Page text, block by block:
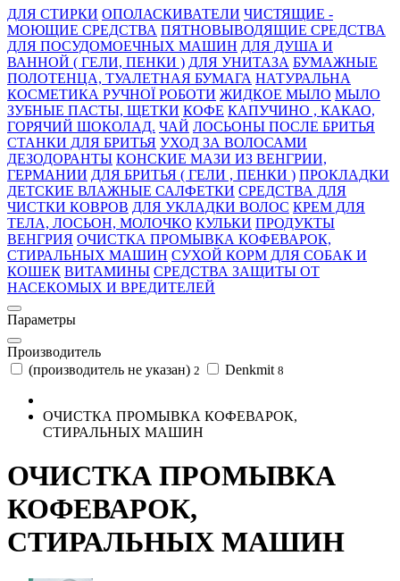
ДЛЯ СТИРКИ ОПОЛАСКИВАТЕЛИ ЧИСТЯЩИЕ -
МОЮЩИЕ СРЕДСТВА ПЯТНОВЫВОДЯЩИЕ СРЕДСТВА
ДЛЯ ПОСУДОМОЕЧНЫХ МАШИН ДЛЯ ДУША И
ВАННОЙ ( ГЕЛИ, ПЕНКИ ) ДЛЯ УНИТАЗА БУМАЖНЫЕ
ПОЛОТЕНЦА, ТУАЛЕТНАЯ БУМАГА НАТУРАЛЬНА
КОСМЕТИКА РУЧНОЇ РОБОТИ ЖИДКОЕ МЫЛО МЫЛО
ЗУБНЫЕ ПАСТЫ, ЩЕТКИ КОФЕ КАПУЧИНО , КАКАО,
ГОРЯЧИЙ ШОКОЛАД. ЧАЙ ЛОСЬОНЫ ПОСЛЕ БРИТЬЯ
СТАНКИ ДЛЯ БРИТЬЯ УХОД ЗА ВОЛОСАМИ
ДЕЗОДОРАНТЫ КОНСКИЕ МАЗИ ИЗ ВЕНГРИИ,
ГЕРМАНИИ ДЛЯ БРИТЬЯ ( ГЕЛИ , ПЕНКИ ) ПРОКЛАДКИ
ДЕТСКИЕ ВЛАЖНЫЕ САЛФЕТКИ СРЕДСТВА ДЛЯ
ЧИСТКИ КОВРОВ ДЛЯ УКЛАДКИ ВОЛОС КРЕМ ДЛЯ
ТЕЛА, ЛОСЬОН, МОЛОЧКО КУЛЬКИ ПРОДУКТЫ
ВЕНГРИЯ ОЧИСТКА ПРОМЫВКА КОФЕВАРОК,
СТИРАЛЬНЫХ МАШИН СУХОЙ КОРМ ДЛЯ СОБАК И
КОШЕК ВИТАМИНЫ СРЕДСТВА ЗАЩИТЫ ОТ
НАСЕКОМЫХ И ВРЕДИТЕЛЕЙ
Параметры
Производитель
(производитель не указан) 2 Denkmit 8
ОЧИСТКА ПРОМЫВКА КОФЕВАРОК,
СТИРАЛЬНЫХ МАШИН
ОЧИСТКА ПРОМЫВКА
КОФЕВАРОК,
СТИРАЛЬНЫХ МАШИН